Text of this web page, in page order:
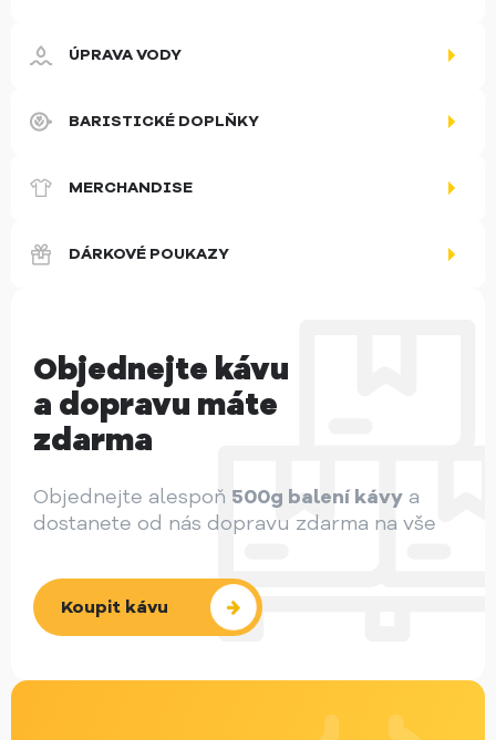
Objednejte kávu
a dopravu máte
zdarma
Objednejte alespoň 500g balení kávy a
dostanete od nás dopravu zdarma na vše
Koupit kávu
ÚPRAVA VODY
BARISTICKÉ DOPLŇKY
MERCHANDISE
DÁRKOVÉ POUKAZY